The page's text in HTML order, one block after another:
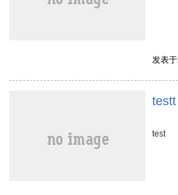
发表
testt
test